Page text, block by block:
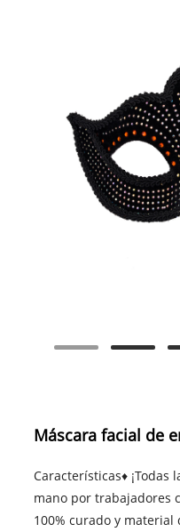
Máscara facial de
Características♦ ¡Todas
mano por trabajadores
100% curado y